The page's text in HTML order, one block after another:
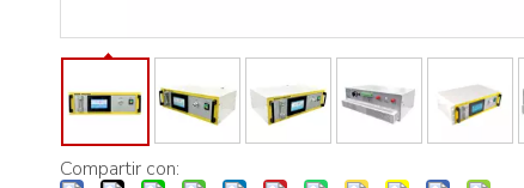
Compartir con: